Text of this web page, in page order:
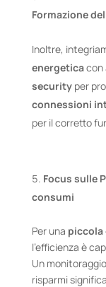
Formazione
Inoltre,
energeticacon
securityper
connessioni
per il corretto
Focus sulle
consumi
Per una piccola
l’efficienza è
Un
risparmi